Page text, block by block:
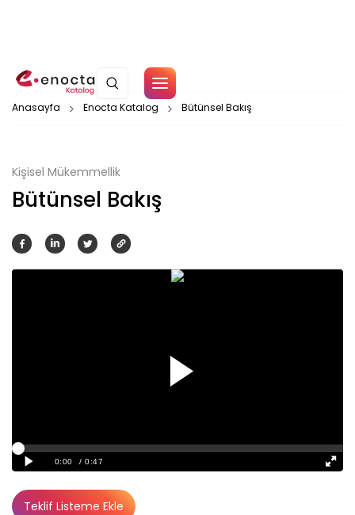
Çerez Politikamız
Anasayfa Enocta Katalog Bütünsel Bakış
Kişisel Mükemmellik
Bütünsel Bakış
Teklif Listeme Ekle